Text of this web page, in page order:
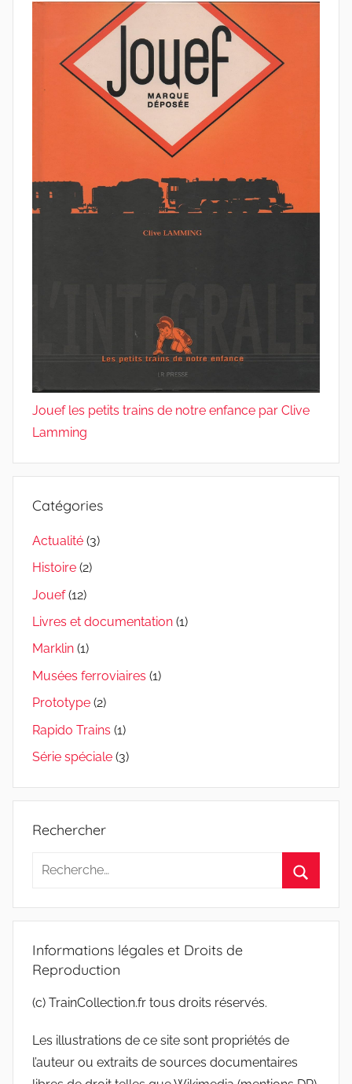
Jouef les petits trains de notre enfance par Clive
Lamming
Catégories
Actualité (3)
Histoire (2)
Jouef(12)
Livres et documentation (1)
Marklin (1)
Musées ferroviaires (1)
Prototype (2)
Rapido Trains (1)
Série spéciale (3)
Rechercher
Recherche
:
Informations légales et Droits de
Reproduction
(c) TrainCollection.fr tous droits réservés.
Les illustrations de ce site sont propriétés de
l’auteur ou extraits de sources documentaires